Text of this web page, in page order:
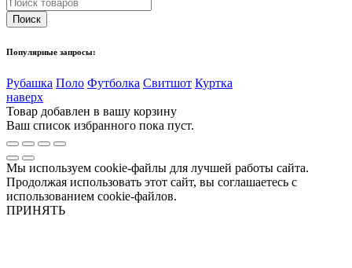
Популярные запросы:
Рубашка Поло Футболка Свитшот Куртка
наверх
Товар добавлен в вашу корзину
Ваш список избранного пока пуст.
Мы используем cookie-файлы для лучшей работы сайта.
Продолжая использовать этот сайт, вы соглашаетесь с
использованием cookie-файлов.
ПРИНЯТЬ